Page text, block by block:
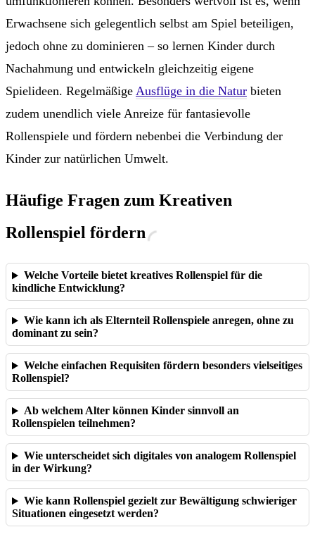
Erwachsene sich gelegentlich selbst am Spiel beteiligen,
jedoch ohne zu dominieren – so lernen Kinder durch
Nachahmung und entwickeln gleichzeitig eigene
Spielideen. Regelmäßige Ausflüge in die Natur bieten
zudem unendlich viele Anreize für fantasievolle
Rollenspiele und fördern nebenbei die Verbindung der
Kinder zur natürlichen Umwelt.
Häufige Fragen zum Kreativen
Rollenspiel fördern
Welche Vorteile bietet kreatives Rollenspiel für die
kindliche Entwicklung?
Wie kann ich als Elternteil Rollenspiele anregen, ohne zu
dominant zu sein?
Welche einfachen Requisiten fördern besonders vielseitiges
Rollenspiel?
Ab welchem Alter können Kinder sinnvoll an
Rollenspielen teilnehmen?
Wie unterscheidet sich digitales von analogem Rollenspiel
in der Wirkung?
Wie kann Rollenspiel gezielt zur Bewältigung schwieriger
Situationen eingesetzt werden?